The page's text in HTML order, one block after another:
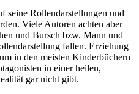
seine Rollendarstellungen und
Viele Autoren achten aber
und Bursch bzw. Mann und
fallen. Erziehung
in den meisten Kinderbüchern
in einer heilen,
gar nicht gibt.